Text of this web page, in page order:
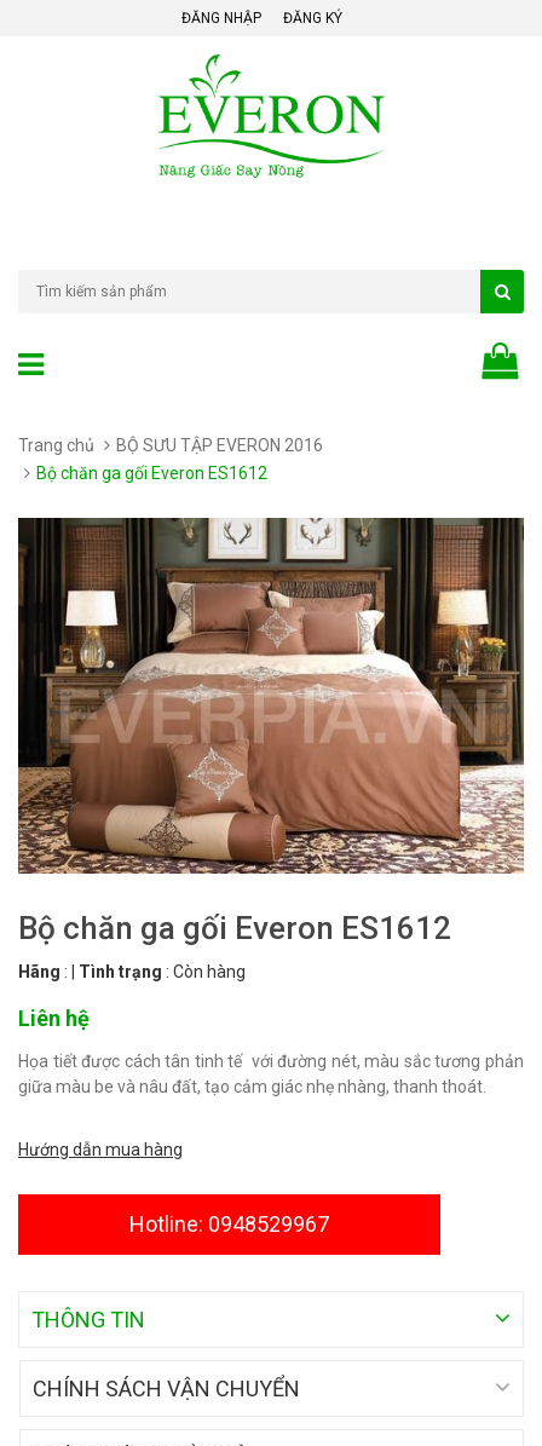
ĐĂNG NHẬP ĐĂNG KÝ
Trang chủ
BỘ SƯU TẬP EVERON 2016
Bộ chăn ga gối Everon ES1612
Bộ chăn ga gối Everon ES1612
Hãng : Tình trạng : Còn hàng
Liên hệ
Họa tiết được cách tân tinh tế với đường nét, màu sắc tương phản
giữa màu be và nâu đất, tạo cảm giác nhẹ nhàng, thanh thoát.
Hướng dẫn mua hàng
Hotline: 0948529967
THÔNG TIN
CHÍNH SÁCH VẬN CHUYỂN